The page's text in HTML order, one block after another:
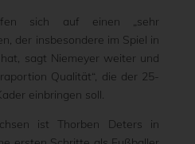
sich auf einen „sehr
der insbesondere im Spiel in
sagt Niemeyer weiter und
Qualität“, die der 25-
einbringen soll.
ist Thorben Deters in